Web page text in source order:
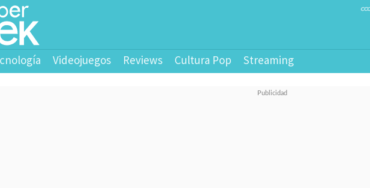
Videojuegos Reviews Cultura Pop Streaming